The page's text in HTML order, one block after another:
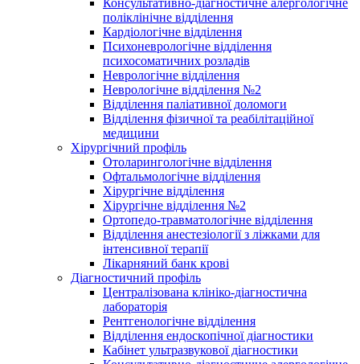
Консультативно-діагностичне алергологічне
поліклінічне відділення
Кардіологічне відділення
Психоневрологічне відділення
психосоматичних розладів
Неврологічне відділення
Неврологічне відділення №2
Відділення паліативної доломоги
Відділення фізичної та реабілітаційної
медицини
Хірургічний профіль
Отоларингологічне відділення
Офтальмологічне відділення
Хірургічне відділення
Хірургічне відділення №2
Ортопедо-травматологічне відділення
Відділення анестезіології з ліжками для
інтенсивної терапії
Лікарняний банк крові
Діагностичний профіль
Централізована клініко-діагностична
лабораторія
Рентгенологічне відділення
Відділення ендоскопічної діагностики
Кабінет ультразвукової діагностики